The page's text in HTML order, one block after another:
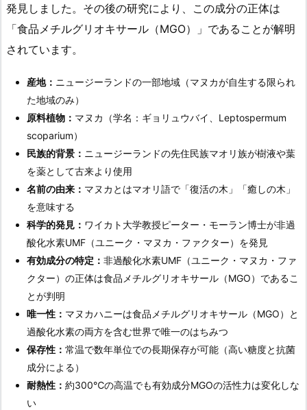
発見しました。その後の研究により、この成分の正体は
「食品メチルグリオキサール（MGO）」であることが解明
されています。
産地： ニュージーランドの一部地域（マヌカが自生する限られ
た地域のみ）
原料植物： マヌカ（学名：ギョリュウバイ、Leptospermum
scoparium）
民族的背景： ニュージーランドの先住民族マオリ族が樹液や葉
を薬として古来より使用
名前の由来： マヌカとはマオリ語で「復活の木」「癒しの木」
を意味する
科学的発見： ワイカト大学教授ピーター・モーラン博士が非過
酸化水素UMF（ユニーク・マヌカ・ファクター）を発見
有効成分の特定： 非過酸化水素UMF（ユニーク・マヌカ・ファ
クター）の正体は食品メチルグリオキサール（MGO）であるこ
とが判明
唯一性： マヌカハニーは食品メチルグリオキサール（MGO）と
過酸化水素の両方を含む世界で唯一のはちみつ
保存性： 常温で数年単位での長期保存が可能（高い糖度と抗菌
成分による）
耐熱性： 約300℃の高温でも有効成分MGOの活性力は変化しな
い